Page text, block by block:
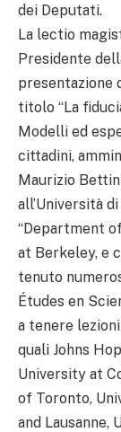
dei Deputati.
La lectio
Presidente
presentazione
titolo “La
Modelli ed
cittadini,
Maurizio
all’Università
“Department
at Berkeley, e
tenuto
Études en
a tenere
quali Johns
University at
of Toronto,
and Lausanne,